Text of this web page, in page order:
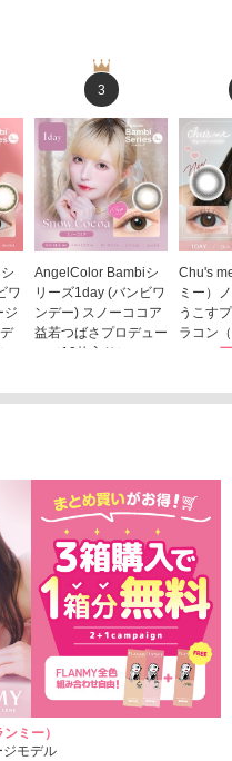
ワ
ジ
3
AngelColor Bambiシ
リーズ1day (バンビワ
ンデー) スノーココア
益若つばさプロデュー
ス（10枚入り）
Chu's
ミー）
うこす
ラコン
1,705
ミー）
ジモデル